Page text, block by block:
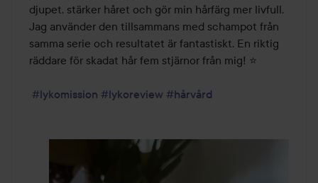
djupet, stärker håret och gör min hårfärg mer livfull.
Jag använder den tillsammans med schampot från
samma serie och resultatet är fantastiskt. En riktig
räddare för skadat hår fem stjärnor från mig! ⭐️
#lykomission #lykoreview #hårvård